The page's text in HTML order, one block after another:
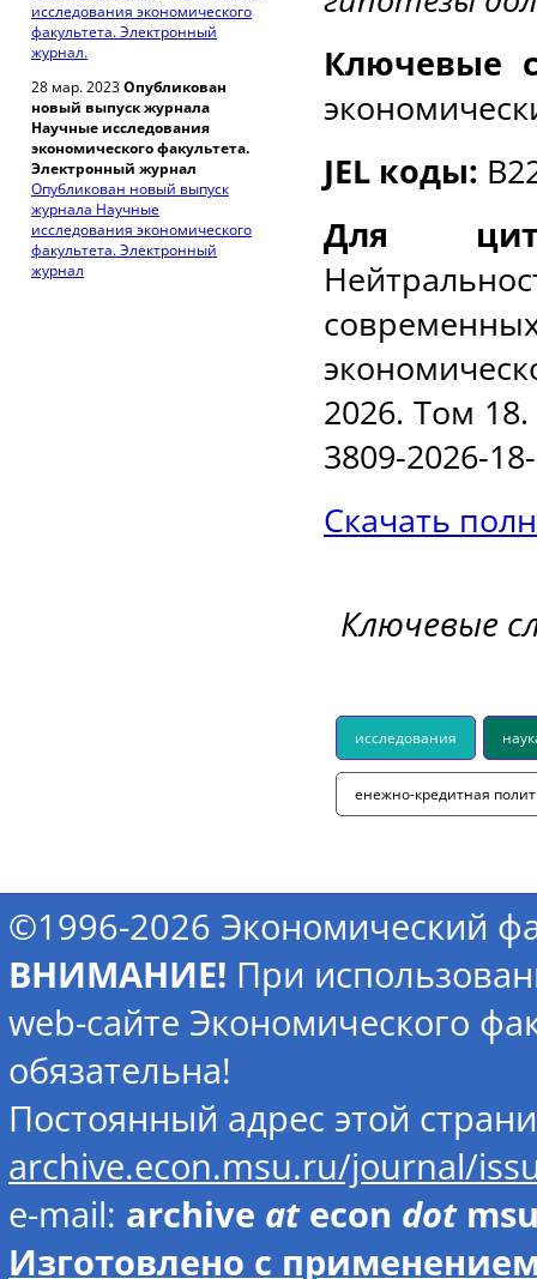
исследования экономического
факультета. Электронный
журнал.
28 мар. 2023Опубликован
новый выпуск журнала
Научные исследования
экономического факультета.
Электронный журнал
Опубликован новый выпуск
журнала Научные
исследования экономического
факультета. Электронный
журнал
Ключевые
JEL коды:
Для
2026. Том
3809-2026-
Скачать
Ключевые
исследования
енежно-кредитная
©1996-2026 Экономический
ВНИМАНИЕ! При
web-сайте Экономического
обязательна!
Постоянный адрес этой
archive.econ.msu.ru/journal/
e-mail: archive atecon dot
Изготовлено с